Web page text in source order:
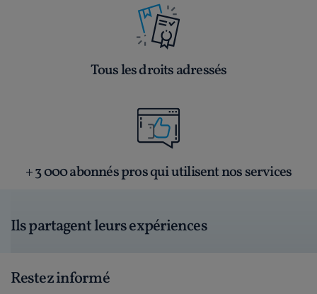
Tous les droits adressés
+ 3 000 abonnés pros qui utilisent nos services
Ils partagent leurs expériences
Restez informé